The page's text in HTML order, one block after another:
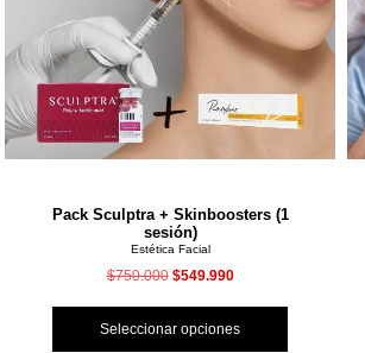
Pack Sculptra + Skinboosters (1
sesión)
Estética Facial
$750.000 $549.990
Seleccionar opciones